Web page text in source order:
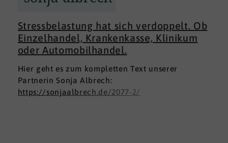
Stressbelastung hat sich verdoppelt. Ob
Einzelhandel, Krankenkasse, Klinikum
oder Automobilhandel.
Hier geht es zum kompletten Text unserer
Partnerin Sonja Albrech:
https://sonjaalbrech.de/2077-2/